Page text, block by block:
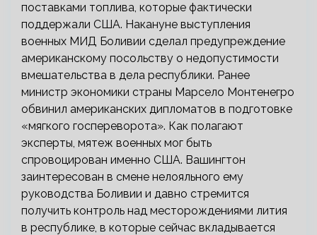
поставками топлива, которые фактически
поддержали США. Накануне выступления
военных МИД Боливии сделал предупреждение
американскому посольству о недопустимости
вмешательства в дела республики. Ранее
министр экономики страны Марсело Монтенегро
обвинил американских дипломатов в подготовке
«мягкого госпереворота». Как полагают
эксперты, мятеж военных мог быть
спровоцирован именно США. Вашингтон
заинтересован в смене нелояльного ему
руководства Боливии и давно стремится
получить контроль над месторождениями лития
в республике, в которые сейчас вкладывается